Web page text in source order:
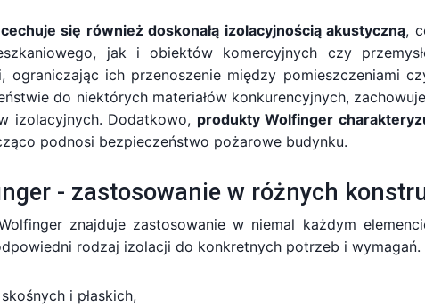
się również doskonałą izolacyjnością akustyczną,
jak i obiektów komercyjnych czy
ograniczając ich przenoszenie między pomieszczeniami
do niektórych materiałów konkurencyjnych,
izolacyjnych. Dodatkowo, produkty Wolfinger
podnosi bezpieczeństwo pożarowe budynku.
- zastosowanie w różnych
Wolfinger znajduje zastosowanie w niemal każdym
rodzaj izolacji do konkretnych potrzeb i
i płaskich,